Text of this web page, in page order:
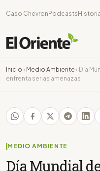
Caso Chevron Podcasts
Inicio › Medio Ambiente › Día
enfrenta serias amenazas
MEDIO AMBIENTE
Día Mundial